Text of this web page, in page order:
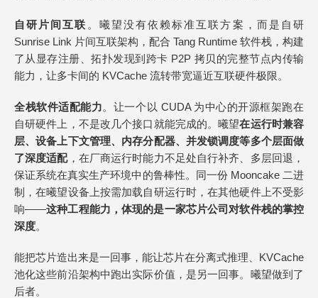
自研片间互联 。曦望没有依赖标准互联方案，而是自研
Sunrise Link 片间互联架构，配合 Tang Runtime 软件栈，构建
了从显存注册、拓扑发现到跨卡 P2P 拷贝的完整节点内传输
能力，让多卡间的 KVCache 流转带宽逼近互联硬件极限。
全栈软件适配能力。让一个以 CUDA 为中心的开源框架跑在
自研硬件上，不是改几个接口就能完成的。曦望在运行时兼容
层、设备上下文管理、内存分配器、并发锁调度等多个层面做
了深度适配，在厂商运行时能力不足处自行补齐、多层回退，
保证系统在真实生产环境中的鲁棒性。同一份 Mooncake 二进
制，在曦望设备上按需加载自研运行时，在其他硬件上不受影
响——这种工程能力，体现的是一家芯片公司对软件栈的掌控
深度。
能把芯片造出来是一回事，能让芯片在分离式推理、KVCache
池化这些前沿架构中跑出实际价值，是另一回事。曦望做到了
后者。